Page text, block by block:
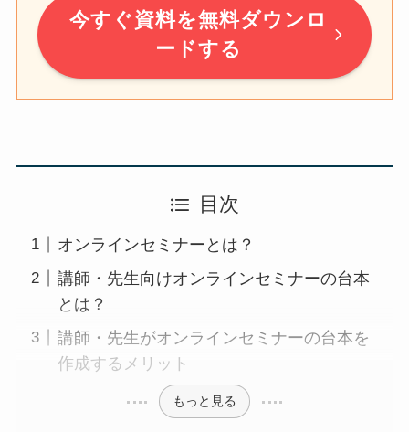
今すぐ資料を無料ダウンロ
ードする
目次
オンラインセミナーとは？
講師・先生向けオンラインセミナーの台本
とは？
講師・先生がオンラインセミナーの台本を
作成するメリット
もっと見る